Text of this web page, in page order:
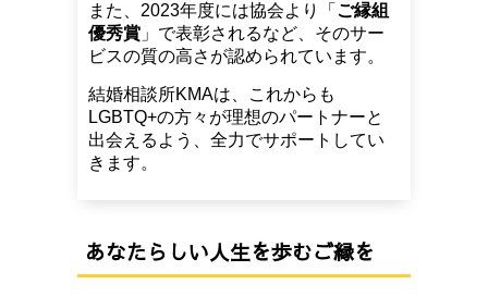
また、2023年度には協会より「 ご縁組
優秀賞 」で表彰されるなど、そのサー
ビスの質の高さが認められています。
結婚相談所KMAは、これからも
LGBTQ+の方々が理想のパートナーと
出会えるよう、全力でサポートしてい
きます。
あなたらしい人生を歩むご縁を